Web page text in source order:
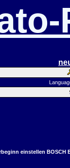
einstellen BOSCH